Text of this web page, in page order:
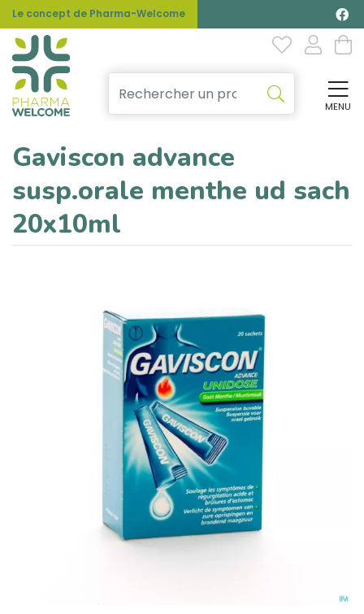
Le concept de Pharma-Welcome
MENU
Gaviscon advance
susp.orale menthe ud sach
20x10ml